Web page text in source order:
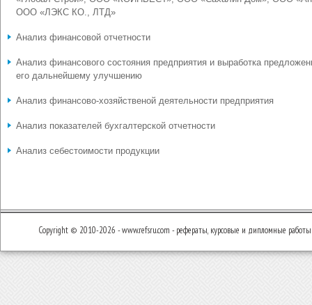
ООО «ЛЭКС КО., ЛТД»
Анализ финансовой отчетности
Анализ финансового состояния предприятия и выработка
его дальнейшему улучшению
Анализ финансово-хозяйственой деятельности предприятия
Анализ показателей бухгалтерской отчетности
Анализ себестоимости продукции
Copyright © 2010-2026 - www.refsru.com - рефераты, курсовые и дипломные работы